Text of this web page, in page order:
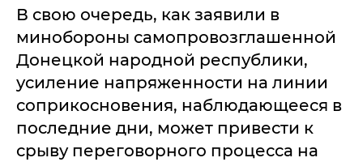
В свою очередь, как заявили в
минобороны самопровозглашенной
Донецкой народной республики,
усиление напряженности на линии
соприкосновения, наблюдающееся в
последние дни, может привести к
срыву переговорного процесса на